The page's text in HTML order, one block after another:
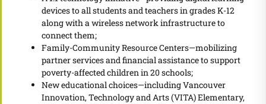
devices to all students and teachers in grades K-12
along with a wireless network infrastructure to
connect them;
Family-Community Resource Centers—mobilizing
partner services and financial assistance to support
poverty-affected children in 20 schools;
New educational choices—including Vancouver
Innovation, Technology and Arts (VITA) Elementary,